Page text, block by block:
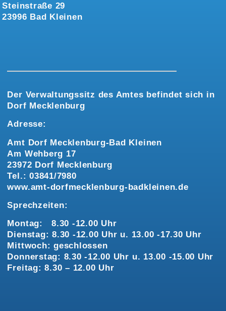
Steinstraße 29
23996 Bad Kleinen
Der Verwaltungssitz des Amtes befindet sich in
Dorf Mecklenburg
Adresse:
Amt Dorf Mecklenburg-Bad Kleinen
Am Wehberg 17
23972 Dorf Mecklenburg
Tel.: 03841/7980
www.amt-dorfmecklenburg-badkleinen.de
Sprechzeiten:
Montag: 8.30 -12.00 Uhr
Dienstag: 8.30 -12.00 Uhr u. 13.00 -17.30 Uhr
Mittwoch: geschlossen
Donnerstag: 8.30 -12.00 Uhr u. 13.00 -15.00 Uhr
Freitag: 8.30 – 12.00 Uhr